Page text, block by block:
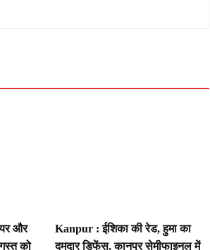
और
को
Kanpur : ईशिका की रेड, हुमा का
दमदार डिफेंस, कानपुर सेमीफाइनल में